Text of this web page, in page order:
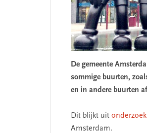
De gemeente
sommige buurten,
en in andere buurten
Dit blijkt uit
Amsterdam.